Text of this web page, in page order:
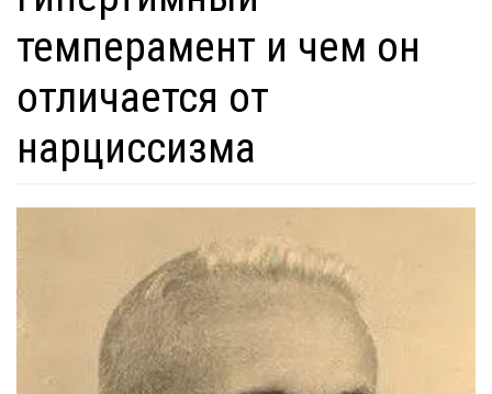
темперамент и чем он
отличается от
нарциссизма